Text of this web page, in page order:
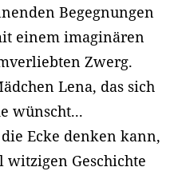
Begegnungen
einem imaginären
Zwerg.
Lena, das sich
wünscht...
Ecke denken kann,
Geschichte